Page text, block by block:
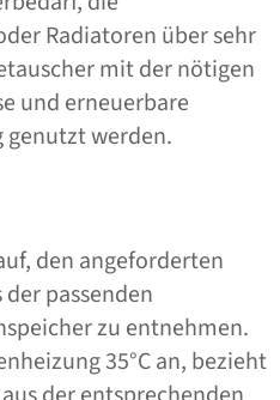
Radiatoren über sehr
mit der nötigen
und erneuerbare
genutzt werden.
den angeforderten
passenden
zu entnehmen.
35°C an, bezieht